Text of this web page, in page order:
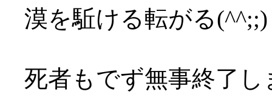
漠を駈ける転がる(^^;;)
死者もでず無事終了